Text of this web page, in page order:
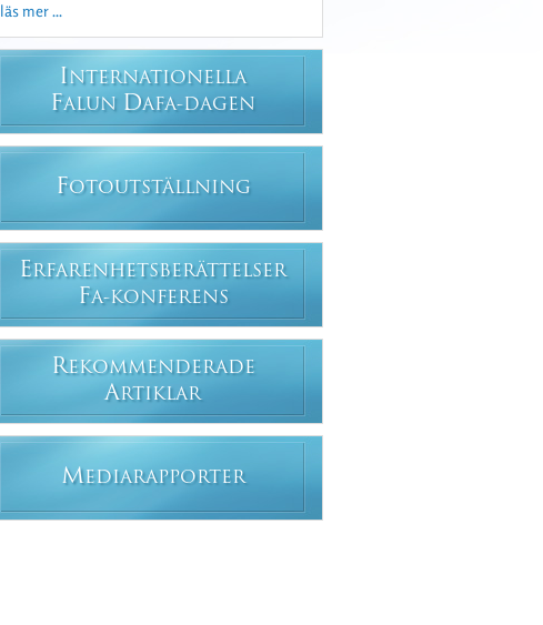
läs mer ...
INTERNATIONELLA
FALUN DAFA-DAGEN
FOTOUTSTÄLLNING
ERFARENHETSBERÄTTELSER
FA-KONFERENS
REKOMMENDERADE
ARTIKLAR
MEDIARAPPORTER